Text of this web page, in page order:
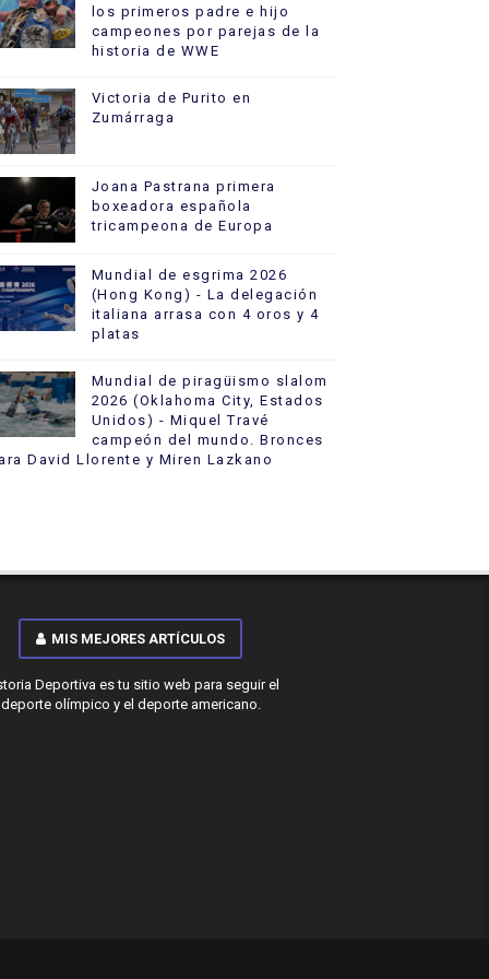
los primeros padre e hijo
campeones por parejas de la
historia de WWE
Victoria de Purito en
Zumárraga
Joana Pastrana primera
boxeadora española
tricampeona de Europa
Mundial de esgrima 2026
(Hong Kong) - La delegación
italiana arrasa con 4 oros y 4
platas
Mundial de piragüismo slalom
2026 (Oklahoma City, Estados
Unidos) - Miquel Travé
campeón del mundo. Bronces
David Llorente y Miren Lazkano
MIS MEJORES ARTÍCULOS
Deportiva es tu sitio web para seguir el
deporte olímpico y el deporte americano.